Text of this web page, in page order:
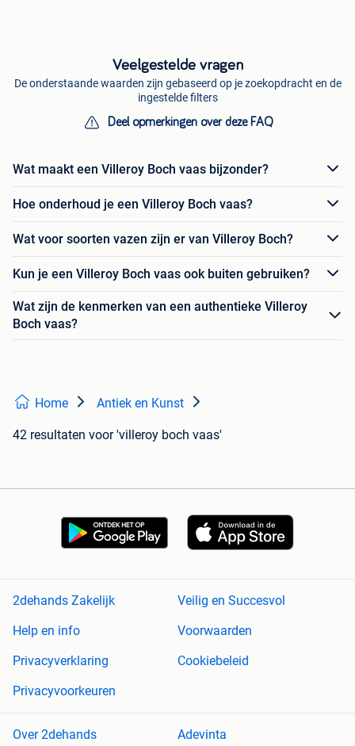
Veelgestelde vragen
De onderstaande waarden zijn gebaseerd op je zoekopdracht en de
ingestelde filters
Deel opmerkingen over deze FAQ
Wat maakt een Villeroy Boch vaas bijzonder?
Hoe onderhoud je een Villeroy Boch vaas?
Wat voor soorten vazen zijn er van Villeroy Boch?
Kun je een Villeroy Boch vaas ook buiten gebruiken?
Wat zijn de kenmerken van een authentieke Villeroy
Boch vaas?
Home Antiek en Kunst
42 resultaten voor 'villeroy boch vaas'
2dehands Zakelijk
Veilig en Succesvol
Help en info
Voorwaarden
Privacyverklaring
Cookiebeleid
Privacyvoorkeuren
Over 2dehands Adevinta